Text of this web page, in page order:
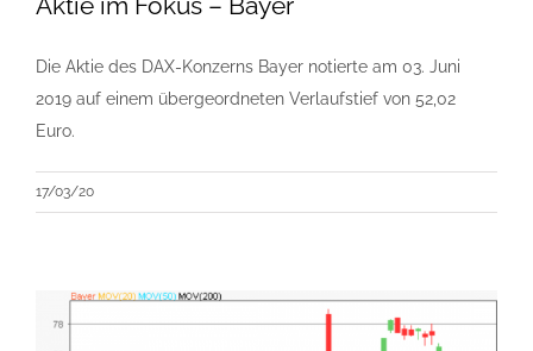
Die Aktie des DAX-Konzerns Bayer notierte am 03. Juni
2019 auf einem übergeordneten Verlaufstief von 52,02
Euro.
17/03/20